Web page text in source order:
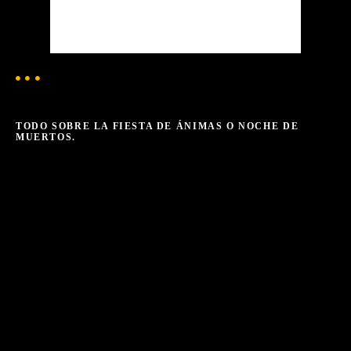
TODO SOBRE LA FIESTA DE ÁNIMAS O NOCHE DE
MUERTOS.